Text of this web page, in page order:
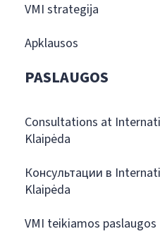
VMI strategija
Apklausos
PASLAUGOS
Consultations at
Klaipėda
Консультации в
Klaipėda
VMI teikiamos paslaugos